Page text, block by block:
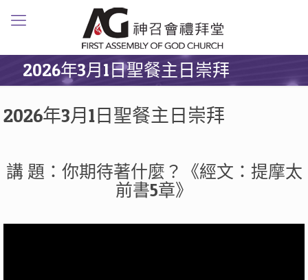
2026年3月1日聖餐主日崇拜
2026年3月1日聖餐主日崇拜
講 題：你期待著什麼？《經文：提摩太
前書5章》